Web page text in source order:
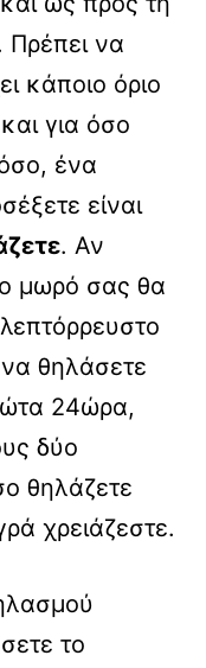
να
κάποιο όριο
για όσο
ένα
είναι
. Αν
μωρό σας θα
θηλάσετε
24ώρα,
δύο
θηλάζετε
χρειάζεστε.
το